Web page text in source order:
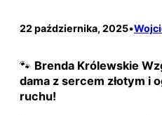
22 października, 2025•
🐾 Brenda Królewskie
dama z sercem złotym i
ruchu!